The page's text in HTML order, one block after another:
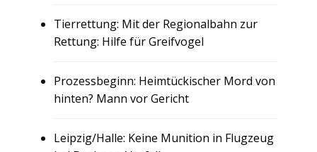
Tierrettung: Mit der Regionalbahn zur
Rettung: Hilfe für Greifvogel
Prozessbeginn: Heimtückischer Mord von
hinten? Mann vor Gericht
Leipzig/Halle: Keine Munition in Flugzeug